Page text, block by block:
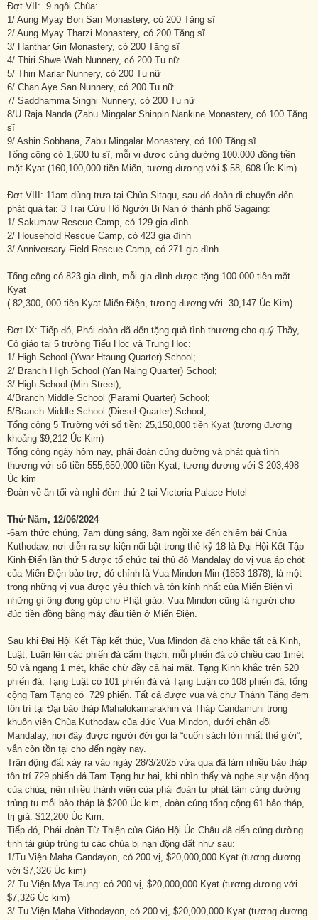
Đợt VII: 9 ngôi Chùa:
1/ Aung Myay Bon San Monastery, có 200 Tăng sĩ
2/ Aung Myay Tharzi Monastery, có 200 Tăng sĩ
3/ Hanthar Giri Monastery, có 200 Tăng sĩ
4/ Thiri Shwe Wah Nunnery, có 200 Tu nữ
5/ Thiri Marlar Nunnery, có 200 Tu nữ
6/ Chan Aye San Nunnery, có 200 Tu nữ
7/ Saddhamma Singhi Nunnery, có 200 Tu nữ
8/U Raja Nanda (Zabu Mingalar Shinpin Nankine Monastery, có 100 Tăng
sĩ
9/ Ashin Sobhana, Zabu Mingalar Monastery, có 100 Tăng sĩ
Tổng cộng có 1,600 tu sĩ, mỗi vị được cúng dường 100.000 đồng tiền
mặt Kyat (160,100,000 tiền Miến, tương đương với $ 58, 608 Úc Kim)
Đợt VIII: 11am dùng trưa tại Chùa Sitagu, sau đó đoàn di chuyển đến
phát quà tại: 3 Trại Cứu Hộ Người Bị Nạn ở thành phố Sagaing:
1/ Sakumaw Rescue Camp, có 129 gia đình
2/ Household Rescue Camp, có 423 gia đình
3/ Anniversary Field Rescue Camp, có 271 gia đình
Tổng cộng có 823 gia đình, mỗi gia đình được tặng 100.000 tiền mặt
Kyat
( 82,300, 000 tiền Kyat Miến Điện, tương đương với 30,147 Úc Kim) .
Đợt IX: Tiếp đó, Phái đoàn đã đến tặng quà tình thương cho quý Thầy,
Cô giáo tại 5 trường Tiểu Học và Trung Học:
1/ High School (Ywar Htaung Quarter) School;
2/ Branch High School (Yan Naing Quarter) School;
3/ High School (Min Street);
4/Branch Middle School (Parami Quarter) School;
5/Branch Middle School (Diesel Quarter) School,
Tổng cộng 5 Trường với số tiền: 25,150,000 tiền Kyat (tương đương
khoảng $9,212 Úc Kim)
Tổng cộng ngày hôm nay, phái đoàn cúng dường và phát quà tình
thương với số tiền 555,650,000 tiền Kyat, tương đương với $ 203,498
Úc kim
Đoàn về ăn tối và nghỉ đêm thứ 2 tại Victoria Palace Hotel
Thứ Năm, 12/06/2024
-6am thức chúng, 7am dùng sáng, 8am ngồi xe đến chiêm bái Chùa
Kuthodaw, nơi diễn ra sự kiện nổi bật trong thế kỷ 18 là Đại Hội Kết Tập
Kinh Điển lần thứ 5 được tổ chức tại thủ đô Mandalay do vị vua áp chót
của Miến Điện bảo trợ, đó chính là Vua Mindon Min (1853-1878), là một
trong những vị vua được yêu thích và tôn kính nhất của Miến Điện vì
những gì ông đóng góp cho Phật giáo. Vua Mindon cũng là người cho
đúc tiền đồng bằng máy đầu tiên ở Miến Điện.
Sau khi Đại Hội Kết Tập kết thúc, Vua Mindon đã cho khắc tất cả Kinh,
Luật, Luận lên các phiến đá cẩm thạch, mỗi phiến đá có chiều cao 1mét
50 và ngang 1 mét, khắc chữ đầy cả hai mặt. Tạng Kinh khắc trên 520
phiến đá, Tạng Luật có 101 phiến đá và Tạng Luận có 108 phiến đá, tổng
cộng Tam Tạng có 729 phiến. Tất cả được vua và chư Thánh Tăng đem
tôn trí tại Đại bảo tháp Mahalokamarakhin và Tháp Candamuni trong
khuôn viên Chùa Kuthodaw của đức Vua Mindon, dưới chân đồi
Mandalay, nơi đây được người đời gọi là “cuốn sách lớn nhất thế giới”,
vẫn còn tồn tại cho đến ngày nay.
Trận động đất xảy ra vào ngày 28/3/2025 vừa qua đã làm nhiều bảo tháp
tôn trí 729 phiến đá Tam Tạng hư hại, khi nhìn thấy và nghe sự vận động
của chùa, nên nhiều thành viên của phái đoàn tự phát tâm cúng dường
trùng tu mỗi bảo tháp là $200 Úc kim, đoàn cúng tổng cộng 61 bảo tháp,
trị giá: $12,200 Úc Kim.
Tiếp đó, Phái đoàn Từ Thiện của Giáo Hội Úc Châu đã đến cúng dường
tịnh tài giúp trùng tu các chùa bị nạn động đất như sau:
1/Tu Viện Maha Gandayon, có 200 vị, $20,000,000 Kyat (tương đương
với $7,326 Úc kim)
2/ Tu Viện Mya Taung: có 200 vị, $20,000,000 Kyat (tương đương với
$7,326 Úc kim)
3/ Tu Viện Maha Vithodayon, có 200 vị, $20,000,000 Kyat (tương đương